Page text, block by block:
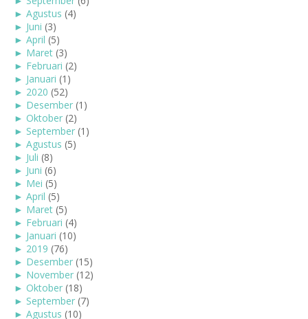
► Agustus (4)
► Juni (3)
► April (5)
► Maret (3)
► Februari (2)
► Januari (1)
► 2020 (52)
► Desember (1)
► Oktober (2)
► September (1)
► Agustus (5)
► Juli (8)
► Juni (6)
► Mei (5)
► April (5)
► Maret (5)
► Februari (4)
► Januari (10)
► 2019 (76)
► Desember (15)
► November (12)
► Oktober (18)
► September (7)
► Agustus (10)